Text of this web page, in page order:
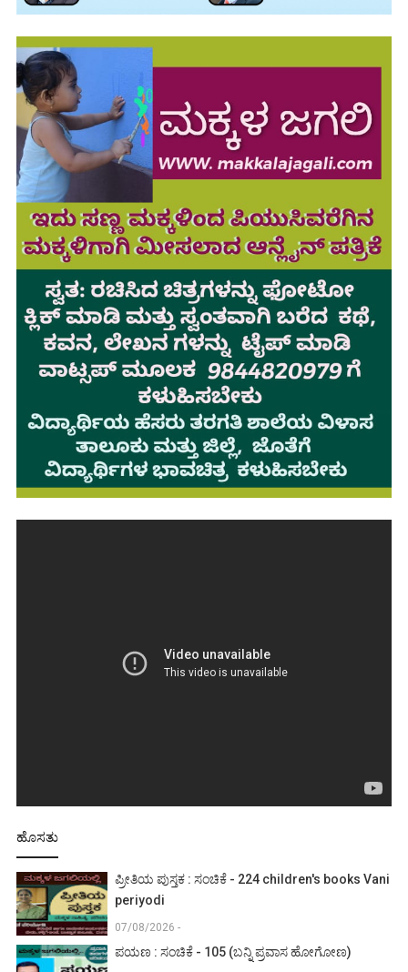
ಹೊಸತು
ಪ್ರೀತಿಯ ಪುಸ್ತಕ : ಸಂಚಿಕೆ - 224 children's books Vani
periyodi
07/08/2026 -
ಪಯಣ : ಸಂಚಿಕೆ - 105 (ಬನ್ನಿ ಪ್ರವಾಸ ಹೋಗೋಣ)